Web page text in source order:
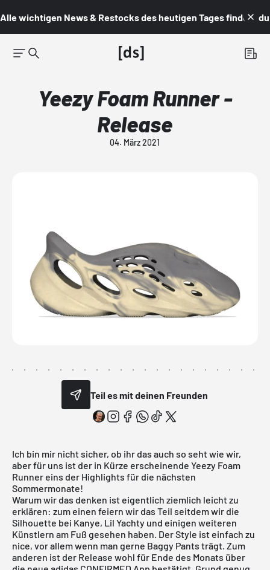
Alle wichtigen News & Restocks des heutigen Tages findest du
Yeezy Foam Runner -
Release
04. März 2021
Teil es mit deinen Freunden
Ich bin mir nicht sicher, ob ihr das auch so seht wie wir,
aber für uns ist der in Kürze erscheinende Yeezy Foam
Runner eins der Highlights für die nächsten
Sommermonate!
Warum wir das denken ist eigentlich ziemlich leicht zu
erklären: zum einen feiern wir das Teil seitdem wir die
Silhouette bei Kanye, Lil Yachty und einigen weiteren
Künstlern am Fuß gesehen haben. Der Style ist einfach zu
nice, vor allem wenn man gerne Baggy Pants trägt. Zum
anderen ist der Release wohl für Ende des Monats über